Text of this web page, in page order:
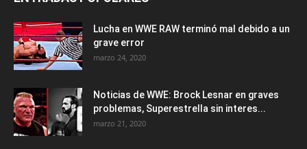
Lucha en WWE RAW terminó mal debido a un
grave error
marzo 24, 2020
Noticias de WWE: Brock Lesnar en graves
problemas, Superestrella sin interes...
marzo 21, 2020